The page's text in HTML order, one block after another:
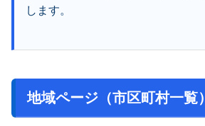
します。
地域ページ（市区町村一覧）